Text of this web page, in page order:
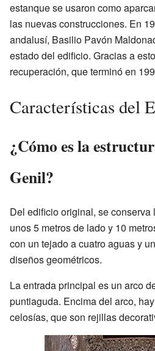
estanque se usaron como
las nuevas construcciones. En
andalusí, Basilio Pavón
estado del edificio. Gracias a
recuperación, que terminó en
Características del
¿Cómo es la
Genil?
Del edificio original, se conserva
unos 5 metros de lado y 10
con un tejado a cuatro aguas y
diseños geométricos.
La entrada principal es un arco
puntiaguda. Encima del arco,
celosías, que son rejillas